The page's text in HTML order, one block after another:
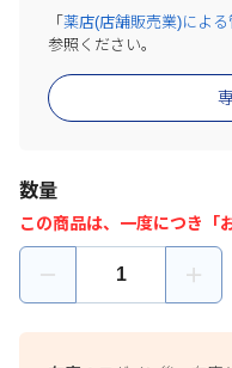
「 薬店(店舗販売業)によ
参照ください。
数量
この商品は、一度につき「